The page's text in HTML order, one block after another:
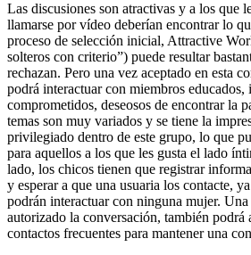
Las discusiones son atractivas y a los que
llamarse por vídeo deberían encontrar lo
proceso de selección inicial, Attractive
solteros con criterio”) puede resultar
rechazan. Pero una vez aceptado en esta
podrá interactuar con miembros educados,
comprometidos, deseosos de encontrar la
temas son muy variados y se tiene la
privilegiado dentro de este grupo, lo que
para aquellos a los que les gusta el lado
lado, los chicos tienen que registrar
y esperar a que una usuaria los contacte,
podrán interactuar con ninguna mujer. Una
autorizado la conversación, también podrá
contactos frecuentes para mantener una